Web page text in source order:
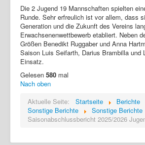
Die 2 Jugend 19 Mannschaften spielten
Runde. Sehr erfreulich ist vor allem, dass
Generation und die Zukunft des Vereins
Erwachsenenwettbewerb etabliert. Neben
Größen Benedikt Ruggaber und Anna
Saison Luis Seifarth, Darius Brambilla und
Einsatz.
Gelesen 580 mal
Nach oben
Aktuelle Seite:
Startseite
Berichte
Sonstige Berichte
Sonstige Berichte
Saisonabschlussbericht 2025/2026